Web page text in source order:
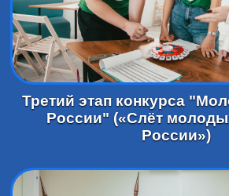
Третий этап конкурса
России" («Слёт
России»)